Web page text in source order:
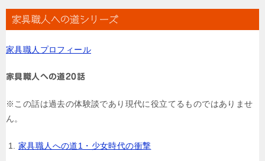
家具職人への道シリーズ
家具職人プロフィール
家具職人への道20話
※この話は過去の体験談であり現代に役立てるものではありませ
ん。
家具職人への道1・少女時代の衝撃